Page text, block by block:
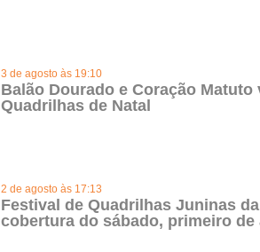
3 de agosto às 19:10
Balão Dourado e Coração Matuto
Quadrilhas de Natal
2 de agosto às 17:13
Festival de Quadrilhas Juninas
cobertura do sábado, primeiro de